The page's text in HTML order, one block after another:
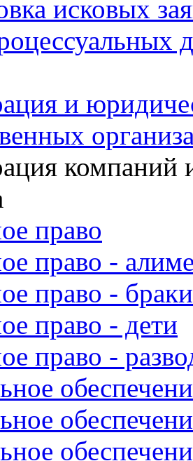
исковых
и
право
право -
право - браки
право - дети
право -